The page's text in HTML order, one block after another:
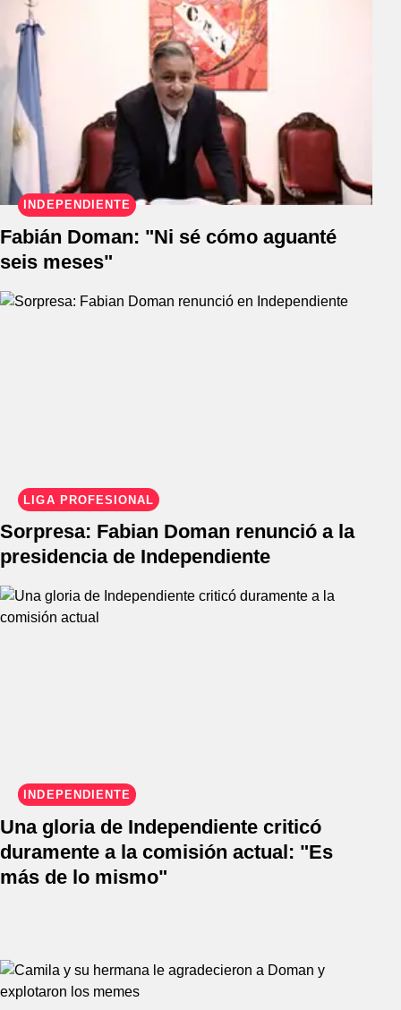
INDEPENDIENTE
Fabián Doman: "Ni sé cómo aguanté
seis meses"
LIGA PROFESIONAL
Sorpresa: Fabian Doman renunció a la
presidencia de Independiente
INDEPENDIENTE
Una gloria de Independiente criticó
duramente a la comisión actual: "Es
más de lo mismo"